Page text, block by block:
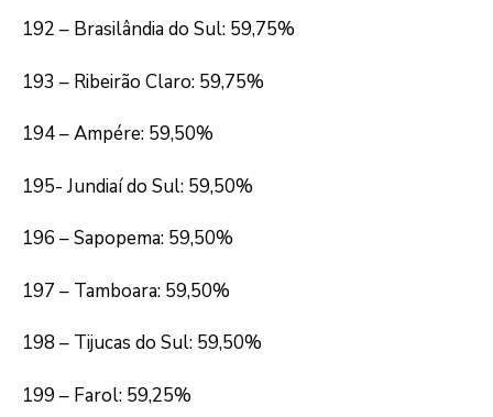
192 – Brasilândia do Sul: 59,75%
193 – Ribeirão Claro: 59,75%
194 – Ampére: 59,50%
195- Jundiaí do Sul: 59,50%
196 – Sapopema: 59,50%
197 – Tamboara: 59,50%
198 – Tijucas do Sul: 59,50%
199 – Farol: 59,25%